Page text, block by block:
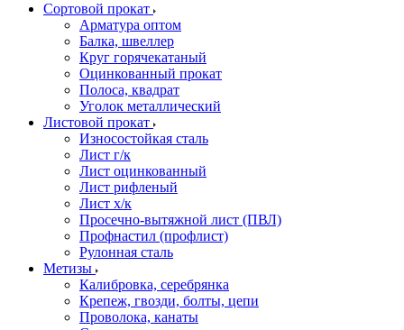
Сортовой прокат
Арматура оптом
Балка, швеллер
Круг горячекатаный
Оцинкованный прокат
Полоса, квадрат
Уголок металлический
Листовой прокат
Износостойкая сталь
Лист г/к
Лист оцинкованный
Лист рифленый
Лист х/к
Просечно-вытяжной лист (ПВЛ)
Профнастил (профлист)
Рулонная сталь
Метизы
Калибровка, серебрянка
Крепеж, гвозди, болты, цепи
Проволока, канаты